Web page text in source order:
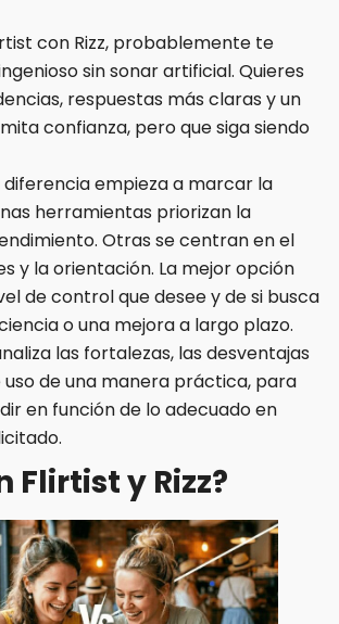
con Rizz, probablemente te
sin sonar artificial. Quieres
respuestas más claras y un
confianza, pero que siga siendo
diferencia empieza a marcar la
herramientas priorizan la
Otras se centran en el
y la orientación. La mejor opción
de control que desee y de si busca
o una mejora a largo plazo.
las fortalezas, las desventajas
uso de una manera práctica, para
en función de lo adecuado en
Flirtist y Rizz?